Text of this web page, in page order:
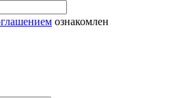
ознакомлен